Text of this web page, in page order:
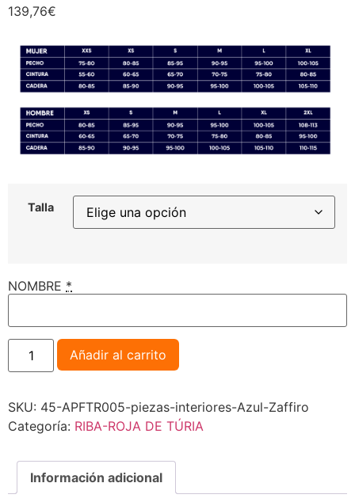
139,76€
Talla
NOMBRE *
Añadir al carrito
SKU: 45-APFTR005-piezas-interiores-Azul-Zaffiro
Categoría: RIBA-ROJA DE TÚRIA
Información adicional